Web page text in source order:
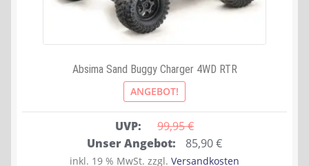
Absima Sand Buggy Charger 4WD RTR
ANGEBOT!
UVP: 99,95 €
Ursprünglicher
Preis
Unser Angebot: 85,90€Aktueller
Preis
inkl. 19 % MwSt. zzgl. Versandkosten